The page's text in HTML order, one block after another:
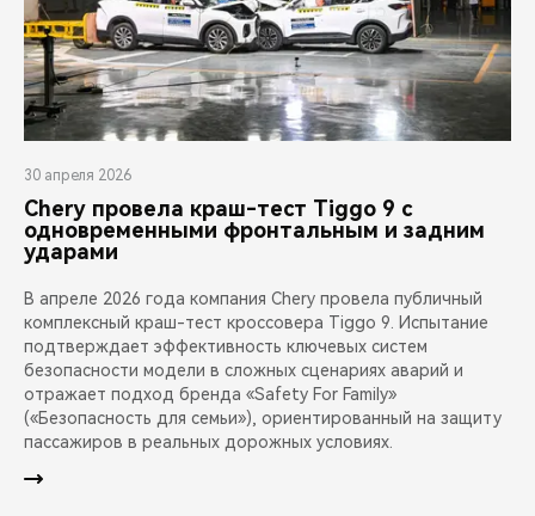
30 апреля 2026
Chery провела краш-тест Tiggo 9 с
одновременными фронтальным и задним
ударами
В апреле 2026 года компания Chery провела публичный
комплексный краш-тест кроссовера Tiggo 9. Испытание
подтверждает эффективность ключевых систем
безопасности модели в сложных сценариях аварий и
отражает подход бренда «Safety For Family»
(«Безопасность для семьи»), ориентированный на защиту
пассажиров в реальных дорожных условиях.